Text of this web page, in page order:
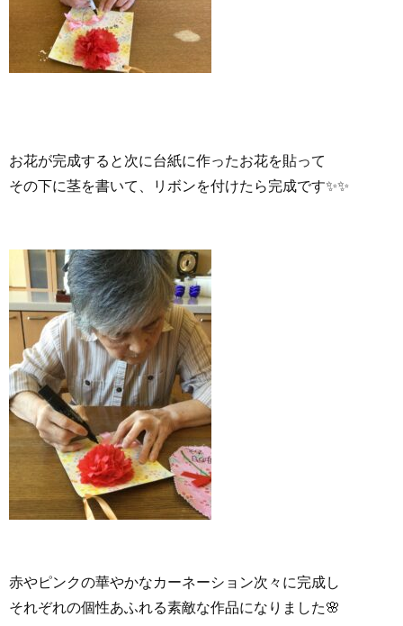
お花が完成すると次に台紙に作ったお花を貼って
その下に茎を書いて、リボンを付けたら完成です✨✨
赤やピンクの華やかなカーネーション次々に完成し
それぞれの個性あふれる素敵な作品になりました🌸